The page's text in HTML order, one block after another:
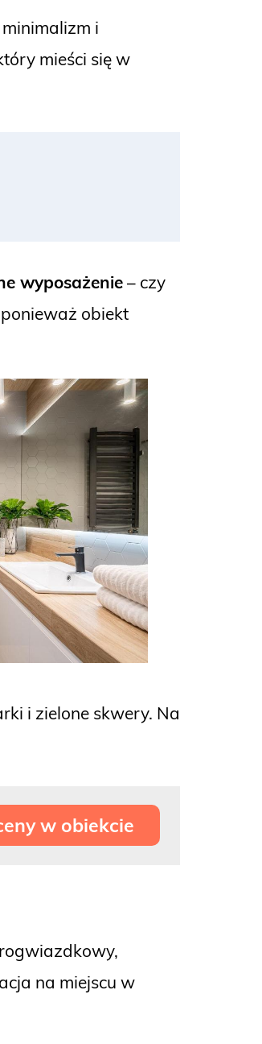
i
mieści się w
wyposażenie– czy
obiekt
i zielone skwery. Na
w obiekcie
na miejscu w